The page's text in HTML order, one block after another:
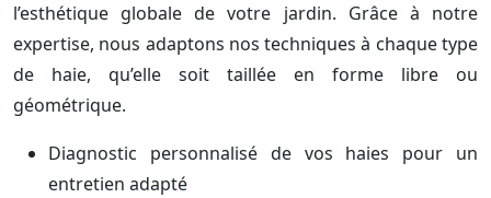
l’esthétique globale de votre jardin. Grâce à notre
expertise, nous adaptons nos techniques à chaque type
de haie, qu’elle soit taillée en forme libre ou
géométrique.
Diagnostic personnalisé de vos haies pour un
entretien adapté